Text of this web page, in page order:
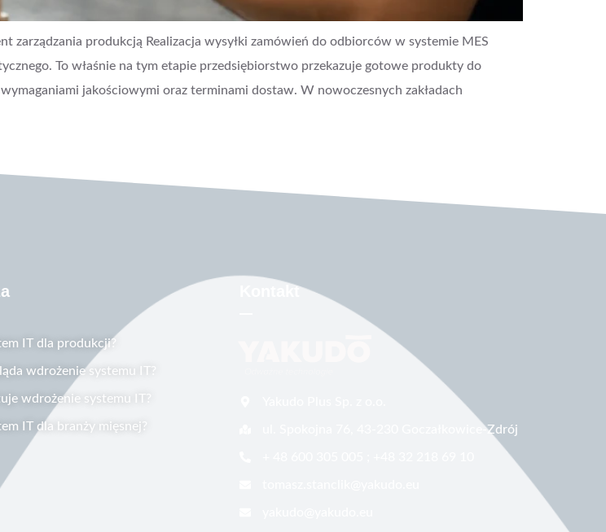
zarządzania produkcją Realizacja wysyłki zamówień do odbiorców w systemie MES
To właśnie na tym etapie przedsiębiorstwo przekazuje gotowe produkty do
jakościowymi oraz terminami dostaw. W nowoczesnych zakładach
IT dla produkcji?
wdrożenie systemu IT?
wdrożenie systemu IT?
IT dla branży mięsnej?
Kontakt
ul. Spokojna 76, 43-230 Goczałkowice-Zdrój